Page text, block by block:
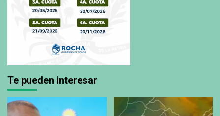
Te pueden interesar